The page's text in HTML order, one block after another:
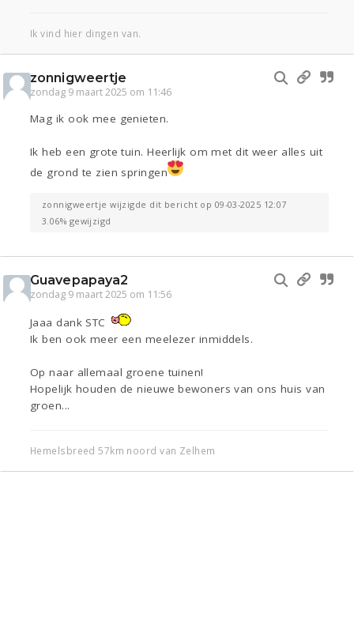
Ik vind hier dingen van.
zonnigweertje
zondag 9 maart 2025 om 11:46
Mag ik ook mee genieten.
Ik heb een grote tuin. Heerlijk om met dit weer alles uit
de grond te zien springen
zonnigweertje wijzigde dit bericht op 09-03-2025 12:07
3.06% gewijzigd
Guavepapaya2
zondag 9 maart 2025 om 11:56
Jaaa dank STC
Ik ben ook meer een meelezer inmiddels.
Op naar allemaal groene tuinen!
Hopelijk houden de nieuwe bewoners van ons huis van
groen...
Hemelsbreed 57km noord van Zelhem